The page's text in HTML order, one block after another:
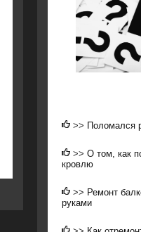
>> Поломался
>> О том, как
кровлю
>> Ремонт
руками